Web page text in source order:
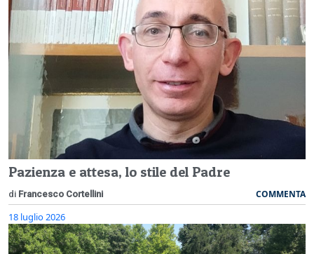
Pazienza e attesa, lo stile del Padre
di Francesco Cortellini COMMENTA
18 luglio 2026